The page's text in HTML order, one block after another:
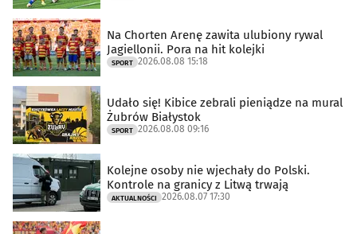
Na Chorten Arenę zawita ulubiony rywal
Jagiellonii. Pora na hit kolejki
SPORT 2026.08.08 15:18
Udało się! Kibice zebrali pieniądze na mural
Żubrów Białystok
SPORT 2026.08.08 09:16
Kolejne osoby nie wjechały do Polski.
Kontrole na granicy z Litwą trwają
AKTUALNOŚCI 2026.08.07 17:30